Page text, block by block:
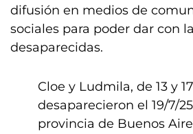
difusión en medios de
sociales para poder dar con
desaparecidas.
Cloe y Ludmila, de 13 y
desaparecieron el 19/7/
provincia de Buenos